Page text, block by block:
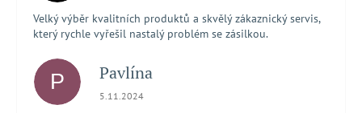
Velký výběr kvalitních produktů a skvělý zákaznický servis,
který rychle vyřešil nastalý problém se zásilkou.
P Pavlína
Hodnocení obchodu je 5 z 5 hvězdiček.
5.11.2024